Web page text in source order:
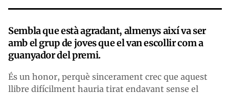
Sembla que està agradant, almenys així va ser
amb el grup de joves que el van escollir com a
guanyador del premi.
És un honor, perquè sincerament crec que aquest
llibre difícilment hauria tirat endavant sense el